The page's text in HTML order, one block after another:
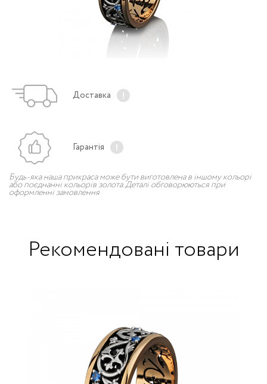
Доставка
Гарантія
Будь-яка наша прикраса може бути виготовлена в іншому кольорі
або поєднанні кольорів золота. Деталі обговорюються при
оформленні замовлення
Рекомендовані товари